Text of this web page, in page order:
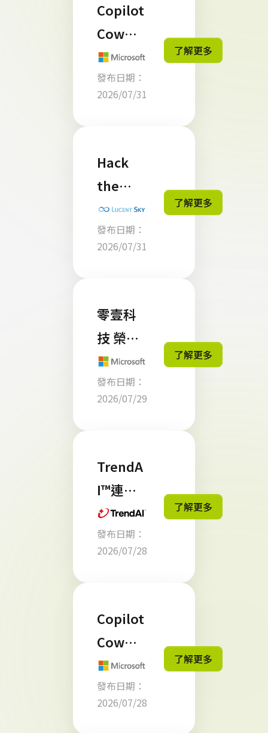
業應留
意 300
席位上
限規範
Copilot
Cowor
k 怎麼
計費？
企業導
個重點
發布日期：
2026/07/31
了解更多
Hack
the
CRA：
如何用
有限預
我認證
發布日期：
2026/07/31
了解更多
零壹科
技 榮獲
Micros
oft
FY26
獎 肯定
發布日期：
2026/07/29
了解更多
TrendA
I™連續
第四年
於
Omdia
網路資
安領導
力矩
陣》中
發布日期：
2026/07/28
了解更多
Copilot
Cowor
k 是什
麼？ 從
AI
發布日期：
2026/07/28
了解更多